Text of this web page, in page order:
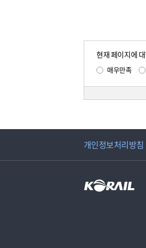
현재 페이지에
매우만족
개인정보처리방침